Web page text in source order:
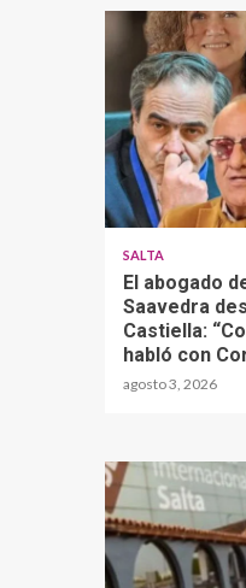
SALTA
El abogado
Saavedra
Castiella:
habló con
agosto 3, 2026